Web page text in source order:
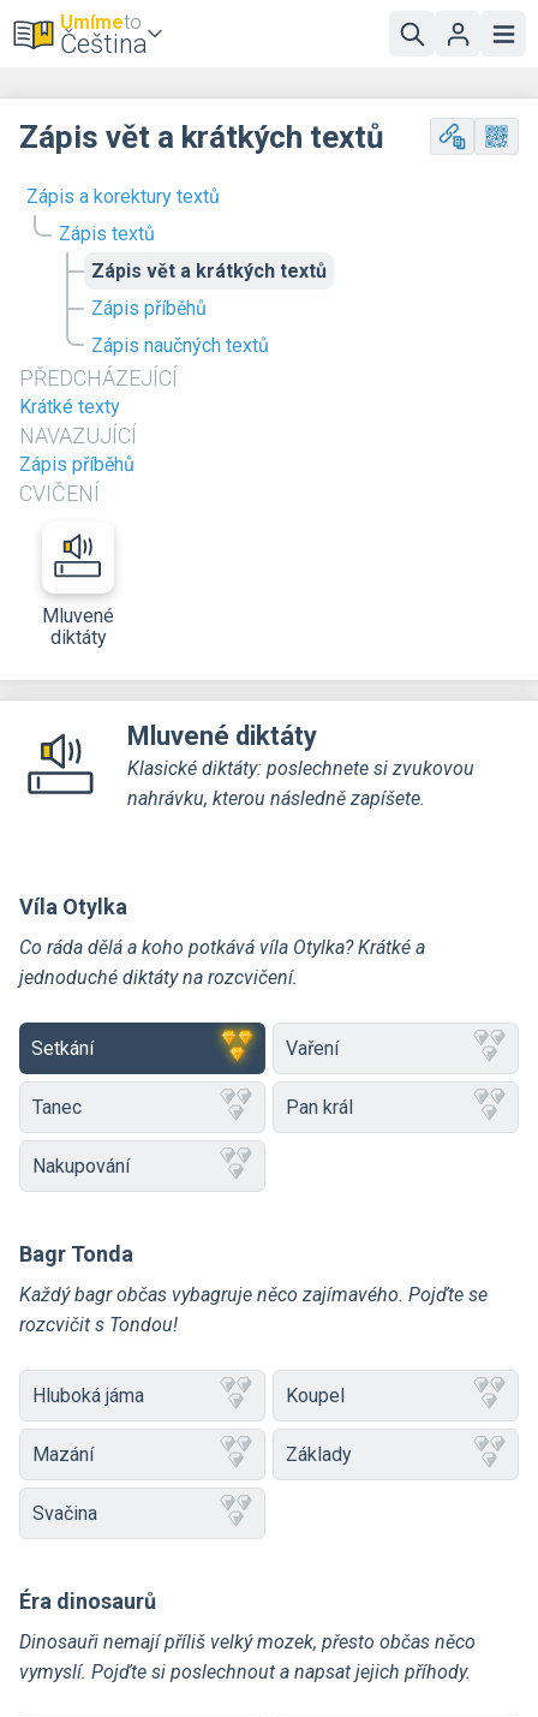
Umímeto
Čeština
Zápis a korektury textů
Zápis textů
Zápis vět a krátkých textů
Zápis příběhů
Zápis naučných textů
PŘEDCHÁZEJÍCÍ
Krátké texty
NAVAZUJÍCÍ
Zápis příběhů
CVIČENÍ
Mluvené
diktáty
Zápis vět a krátkých textů
Mluvené diktáty
Klasické diktáty: poslechnete si zvukovou
nahrávku, kterou následně zapíšete.
Víla Otylka
Co ráda dělá a koho potkává víla Otylka? Krátké a
jednoduché diktáty na rozcvičení.
Setkání Vaření
Tanec Pan král
Nakupování
Bagr Tonda
Každý bagr občas vybagruje něco zajímavého. Pojďte se
rozcvičit s Tondou!
Hluboká jáma Koupel
Mazání Základy
Svačina
Éra dinosaurů
Dinosauři nemají příliš velký mozek, přesto občas něco
vymyslí. Pojďte si poslechnout a napsat jejich příhody.